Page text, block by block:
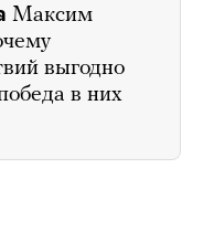
Максим
выгодно
в них